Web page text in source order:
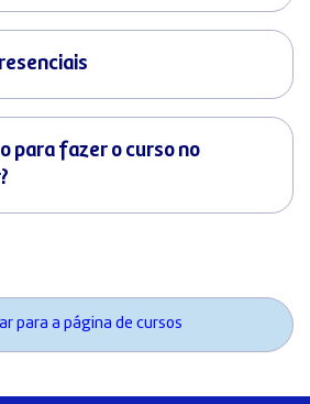
para fazer o curso no
para a página de cursos